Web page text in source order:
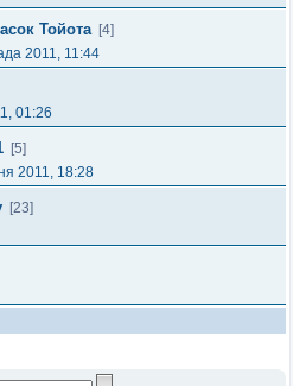
Тойота [4]
2011, 11:44
01:26
[5]
2011, 18:28
[23]